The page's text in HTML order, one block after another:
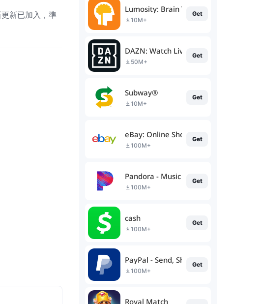
新已加入，準
Lumosity: Brain Training
10M+
Get
DAZN: Watch Live Sports
50M+
Get
Subway®
10M+
Get
eBay: Online Shopping Deals
100M+
Get
Pandora - Music & Podcasts
100M+
Get
cash
100M+
Get
PayPal - Send, Shop, Manage
100M+
Get
Royal Match